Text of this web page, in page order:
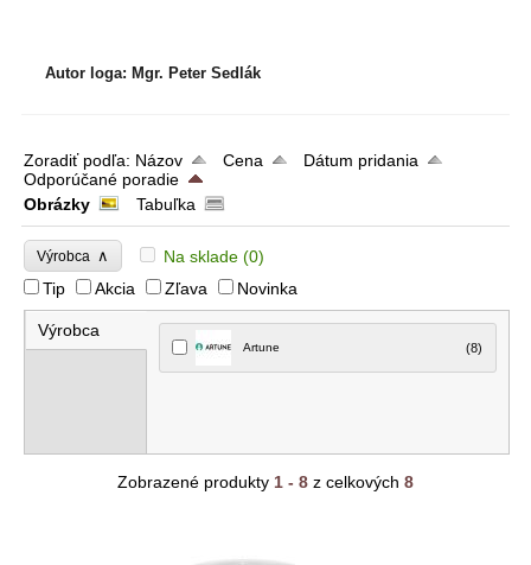
Autor loga: Mgr. Peter Sedlák
Zoradiť podľa: Názov Cena
Dátum pridania
Odporúčané poradie
Obrázky
Tabuľka
Výrobca ∧ Na sklade (0)
Tip
Akcia Zľava Novinka
Výrobca
Artune (8)
Zobrazené produkty 1 - 8 z celkových 8